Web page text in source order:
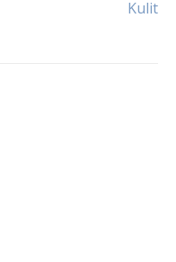
Kulit